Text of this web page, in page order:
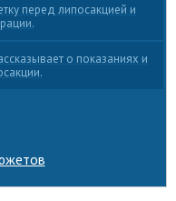
перед липосакцией и
о показаниях и